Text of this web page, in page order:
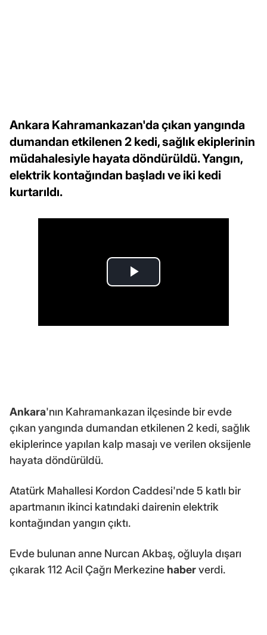
Ankara Kahramankazan'da çıkan yangında
dumandan etkilenen 2 kedi, sağlık ekiplerinin
müdahalesiyle hayata döndürüldü. Yangın,
elektrik kontağından başladı ve iki kedi
kurtarıldı.
Ankara'nın Kahramankazan ilçesinde bir evde
çıkan yangında dumandan etkilenen 2 kedi, sağlık
ekiplerince yapılan kalp masajı ve verilen oksijenle
hayata döndürüldü.
Atatürk Mahallesi Kordon Caddesi'nde 5 katlı bir
apartmanın ikinci katındaki dairenin elektrik
kontağından yangın çıktı.
Evde bulunan anne Nurcan Akbaş, oğluyla dışarı
çıkarak 112 Acil Çağrı Merkezine haberverdi.